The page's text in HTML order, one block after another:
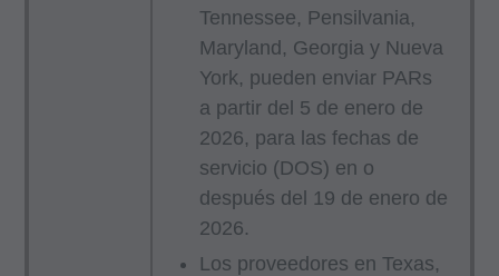
Tennessee, Pensilvania,
Maryland, Georgia y Nueva
York, pueden enviar PARs
a partir del 5 de enero de
2026, para las fechas de
servicio (DOS) en o
después del 19 de enero de
2026.
Los proveedores en Texas,